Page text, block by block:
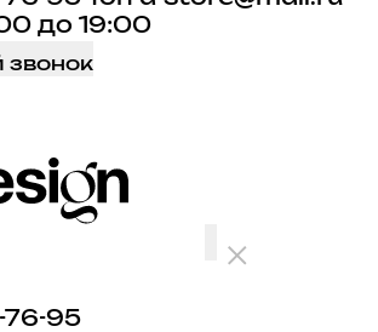
до 19:00
звонок
76-95